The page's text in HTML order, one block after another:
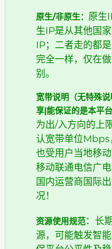
原生/非原生： 原生
生IP是从其他国
IP；二者走的都
完全一样，仅在
别。
宽带说明（无特殊
享|能保证的是本平
为出/入方向的上
认宽带单位Mbps
也受用户当地移
移动联通电信广
国内运营商国际
况！
资源使用规范：长
源，可能触发智